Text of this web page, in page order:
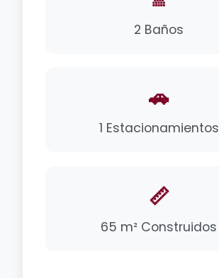
2 Baños
🚗
1 Estacionamientos
📏
65 m² Construidos